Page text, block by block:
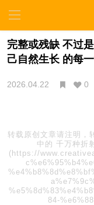
完整或残缺 不过
己自然生长 的每
2026.04.22 0
转载原创文章请注明，
中的 千万种折
(https://
84-